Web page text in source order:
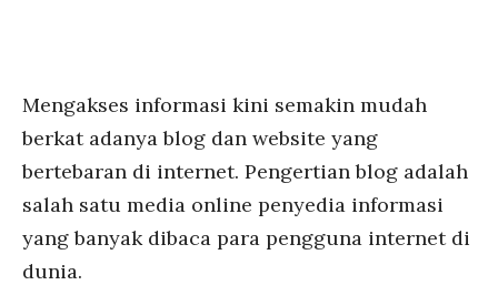
Mengakses informasi kini semakin mudah
berkat adanya blog dan website yang
bertebaran di internet. Pengertian blog adalah
salah satu media online penyedia informasi
yang banyak dibaca para pengguna internet di
dunia.